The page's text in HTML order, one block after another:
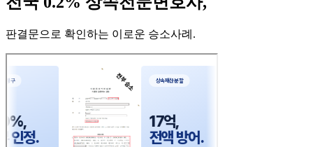
판결문으로 확인하는 이로운 승소사례 .